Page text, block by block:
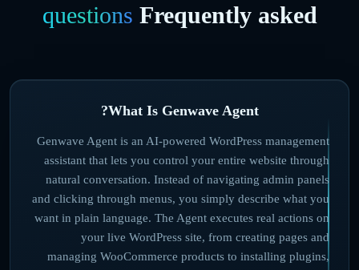
Frequently asked
questions
What Is Genwave Agent?
Genwave Agent is an AI-powered WordPress management
assistant that lets you control your entire website through
natural conversation. Instead of navigating admin panels
and clicking through menus, you simply describe what you
want in plain language. The Agent executes real actions on
your live WordPress site, from creating pages and
managing WooCommerce products to installing plugins,